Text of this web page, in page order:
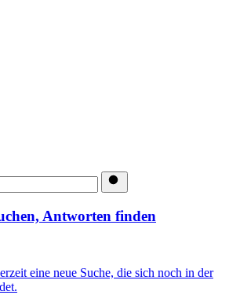
Antworten finden
eine neue Suche, die sich noch in der